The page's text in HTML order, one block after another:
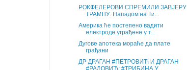
РОКФЕЛЕРОВИ СПРЕМИЛИ ЗАВЈЕРУ
ТРАМПУ: Нападом на Ти...
Америка ће постепено вадити
електроде уграђене у т...
Дугове апотека мораће да плате
грађани
ДР ДРАГАН #ПЕТРОВИЋ И ДРАГАН
#РАДОВИЋ: #ТРИБИНА У ...